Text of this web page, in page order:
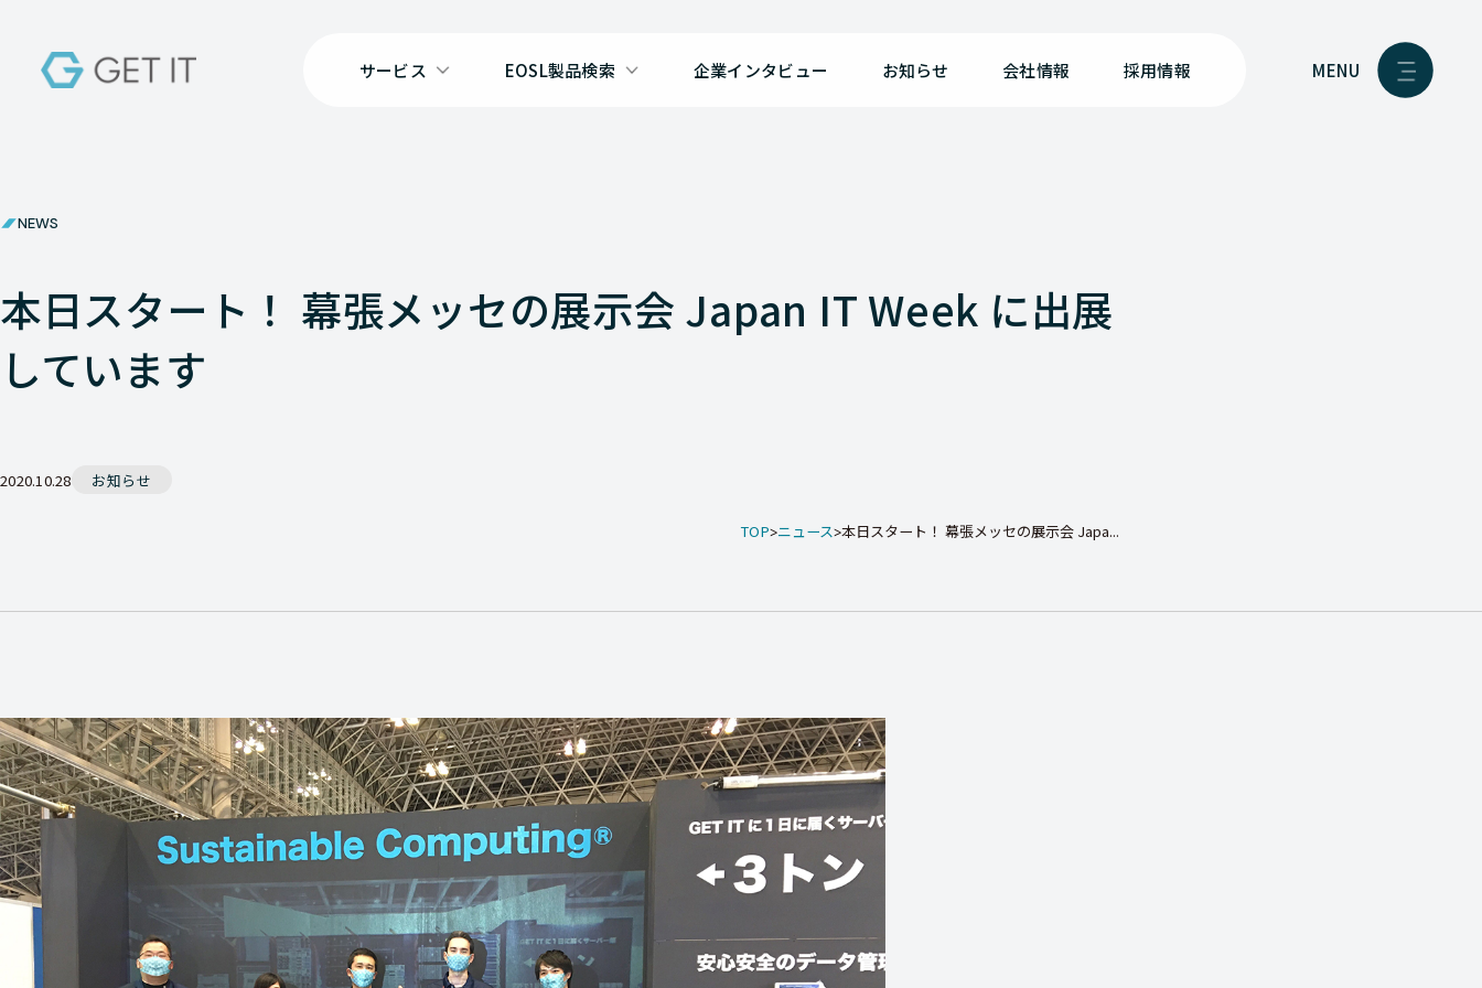
サービス EOSL製品検索 企業インタビュー お知らせ 会社情報 採用情報 MENU
NEWS
本日スタート！ 幕張メッセの展示会 Japan IT Week に出展
しています
2020.10.28 お知らせ
TOP ニュース 本日スタート！ 幕張メッセの展示会 Japa...